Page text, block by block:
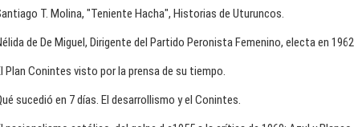
T. Molina, "Teniente Hacha", Historias de Uturuncos.
de De Miguel, Dirigente del Partido Peronista Femenino, electa en 1962.
Plan Conintes visto por la prensa de su tiempo.
sucedió en 7 días. El desarrollismo y el Conintes.